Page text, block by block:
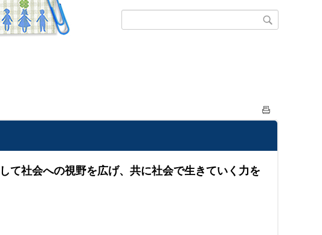
て社会への視野を広げ、共に社会で生きていく力を